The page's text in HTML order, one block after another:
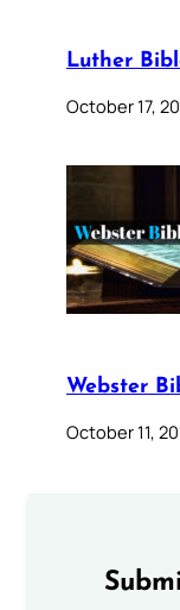
Luther
October 17,
Webster
October 11,